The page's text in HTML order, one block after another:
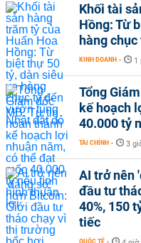
Khối tài
Hồng: Từ
hàng
KINH DOANH - 1
Tổng
kế hoạch
40.000 tỷ
TÀI CHÍNH - 3
AI trở nên
đầu tư
40%, 150
tiếc
QUỐC TẾ